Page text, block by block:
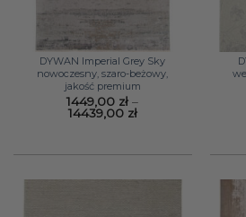
DYWAN Imperial Grey Sky
nowoczesny, szaro-beżowy,
jakość premium
1449,00 zł –
14439,00 złZakres
do